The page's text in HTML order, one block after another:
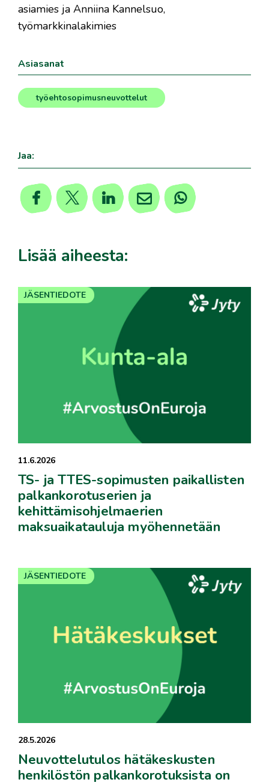
asiamies ja Anniina Kannelsuo,
työmarkkinalakimies
Asiasanat
työehtosopimusneuvottelut
Jaa:
Lisää aiheesta:
11.6.2026
TS- ja TTES-sopimusten paikallisten
palkankorotuserien ja
kehittämisohjelmaerien
maksuaikatauluja myöhennetään
JÄSENTIEDOTE
28.5.2026
Neuvottelutulos hätäkeskusten
henkilöstön palkankorotuksista on
JÄSENTIEDOTE